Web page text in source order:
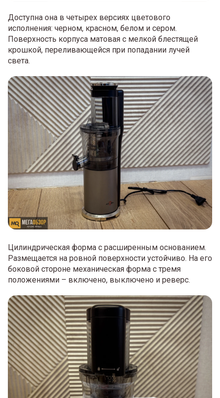
Доступна она в четырех версиях цветового
исполнения: черном, красном, белом и сером.
Поверхность корпуса матовая с мелкой блестящей
крошкой, переливающейся при попадании лучей
света.
Цилиндрическая форма с расширенным основанием.
Размещается на ровной поверхности устойчиво. На его
боковой стороне механическая форма с тремя
положениями – включено, выключено и реверс.